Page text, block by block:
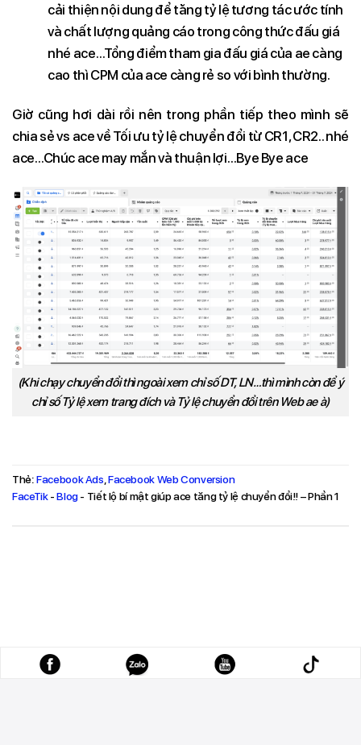
cải thiện nội dung để tăng tỷ lệ tương tác ước tính
và chất lượng quảng cáo trong công thức đấu giá
nhé ace…Tổng điểm tham gia đấu giá của ae càng
cao thì CPM của ace càng rẻ so với bình thường.
Giờ cũng hơi dài rồi nên trong phần tiếp theo mình sẽ
chia sẻ vs ace về Tối ưu tỷ lệ chuyển đổi từ CR1, CR2.. nhé
ace…Chúc ace may mắn và thuận lợi…Bye Bye ace
(Khi chạy chuyển đổi thì ngoài xem chỉ số DT, LN…thì mình còn để ý
chỉ số Tỷ lệ xem trang đích và Tỷ lệ chuyển đổi trên Web ae à)
Thẻ:Facebook Ads Facebook Web Conversion
FaceTik-Blog- Tiết lộ bí mật giúp ace tăng tỷ lệ chuyển đổi!! – Phần 1